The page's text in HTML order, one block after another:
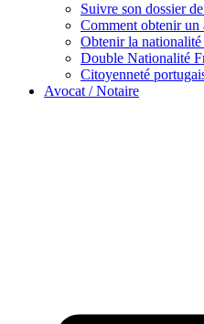
Suivre son dossier
Comment obtenir un
Obtenir la
Double Nationalité
Citoyenneté
Avocat / Notaire